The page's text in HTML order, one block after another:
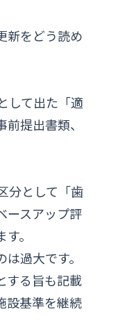
新をどう読め
して出た「適
提出書類、
分として「歯
ースアップ評
。
過大です。
する旨も記載
設基準を継続